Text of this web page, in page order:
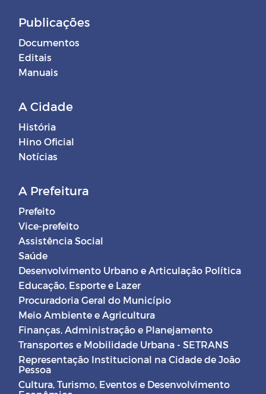
Publicações
Documentos
Editais
Manuais
A Cidade
História
Hino Oficial
Notícias
A Prefeitura
Prefeito
Vice-prefeito
Assistência Social
Saúde
Desenvolvimento Urbano e Articulação Política
Educação, Esporte e Lazer
Procuradoria Geral do Município
Meio Ambiente e Agricultura
Finanças, Administração e Planejamento
Transportes e Mobilidade Urbana - SETRANS
Representação Institucional na Cidade de João
Pessoa
Cultura, Turismo, Eventos e Desenvolvimento